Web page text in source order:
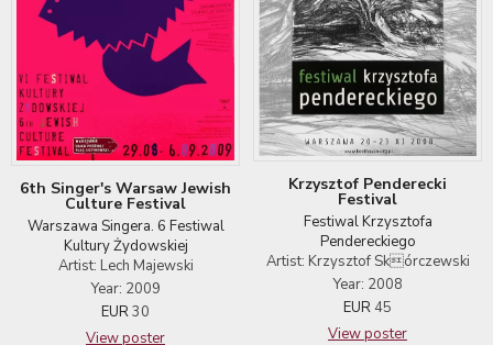
6th Singer's Warsaw Jewish
Culture Festival
Warszawa Singera. 6 Festiwal
Kultury Żydowskiej
Artist: Lech Majewski
Year: 2009
EUR30
View poster
Krzysztof Penderecki
Festival
Festiwal Krzysztofa
Pendereckiego
Artist: Krzysztof Skórczewski
Year: 2008
EUR 45
View poster